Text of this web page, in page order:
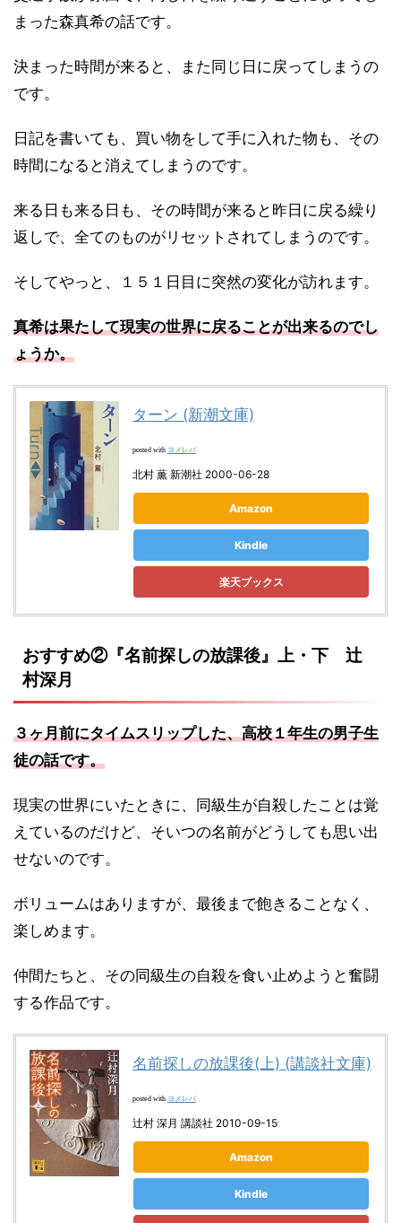
まった森真希の話です。
決まった時間が来ると、また同じ日に戻ってしまうの
です。
日記を書いても、買い物をして手に入れた物も、その
時間になると消えてしまうのです。
来る日も来る日も、その時間が来ると昨日に戻る繰り
返しで、全てのものがリセットされてしまうのです。
そしてやっと、１５１日目に突然の変化が訪れます。
真希は果たして現実の世界に戻ることが出来るのでし
ょうか。
ターン (新潮文庫)
posted with ヨメレバ
北村 薫 新潮社 2000-06-28
Amazon
Kindle
楽天ブックス
おすすめ②『名前探しの放課後』上・下 辻
村深月
３ヶ月前にタイムスリップした、高校１年生の男子生
徒の話です。
現実の世界にいたときに、同級生が自殺したことは覚
えているのだけど、そいつの名前がどうしても思い出
せないのです。
ボリュームはありますが、最後まで飽きることなく、
楽しめます。
仲間たちと、その同級生の自殺を食い止めようと奮闘
する作品です。
名前探しの放課後(上) (講談社文庫)
posted with ヨメレバ
辻村 深月 講談社 2010-09-15
Amazon
Kindle